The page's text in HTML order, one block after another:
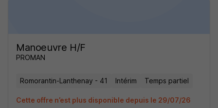
Manoeuvre H/F
PROMAN
Romorantin-Lanthenay - 41 Intérim Temps partiel
Cette offre n’est plus disponible depuis le 29/07/26